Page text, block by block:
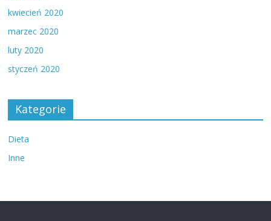
kwiecień 2020
marzec 2020
luty 2020
styczeń 2020
Kategorie
Dieta
Inne